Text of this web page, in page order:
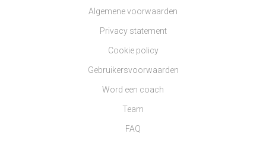
Algemene voorwaarden
Privacy statement
Cookie policy
Gebruikersvoorwaarden
Word een coach
Team
FAQ